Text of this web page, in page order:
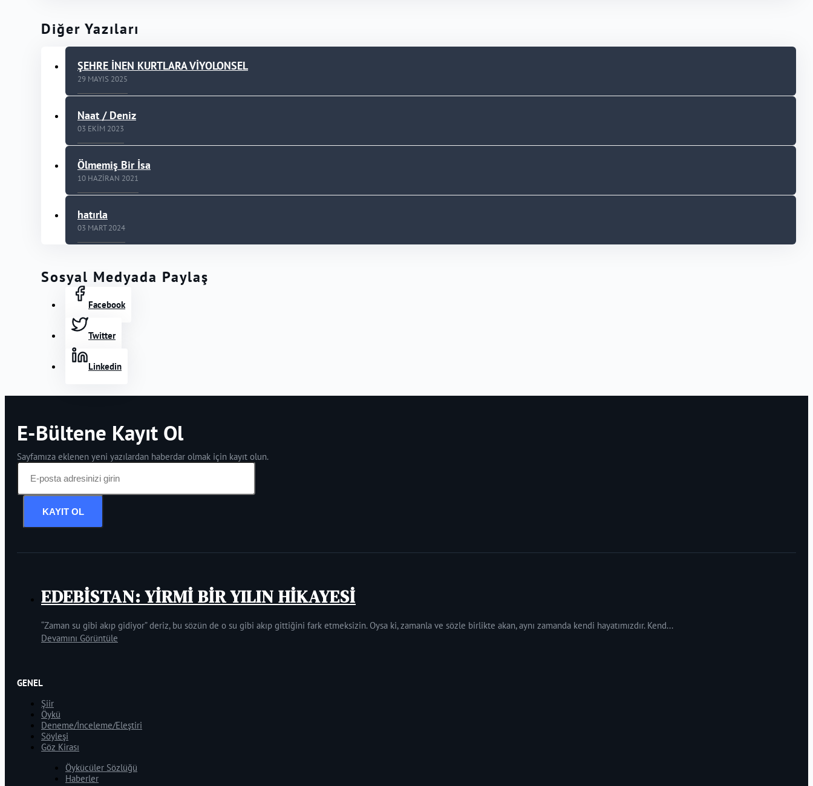
Diğer Yazıları
ŞEHRE İNEN KURTLARA VİYOLONSEL
29 MAYIS 2025
Naat / Deniz
03 EKIM 2023
Ölmemiş Bir İsa
10 HAZIRAN 2021
hatırla
03 MART 2024
Sosyal Medyada Paylaş
Facebook
Twitter
Linkedin
E-Bültene Kayıt Ol
Sayfamıza eklenen yeni yazılardan haberdar olmak için kayıt olun.
KAYIT OL
EDEBİSTAN: YİRMİ BİR YILIN HİKAYESİ
“Zaman su gibi akıp gidiyor” deriz, bu sözün de o su gibi akıp gittiğini fark etmeksizin. Oysa ki, zamanla ve sözle birlikte akan, aynı zamanda kendi hayatımızdır. Kend...
Devamını Görüntüle
GENEL
Şiir
Öykü
Deneme/İnceleme/Eleştiri
Söyleşi
Göz Kirası
Öykücüler Sözlüğü
Haberler